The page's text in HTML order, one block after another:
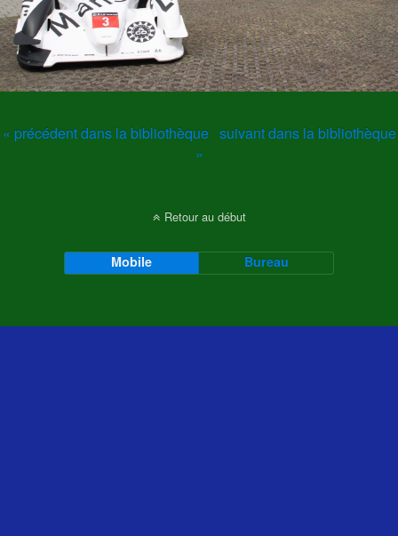
« précédent dans la bibliothèque suivant dans la bibliothèque
»
Retour au début
Mobile Bureau